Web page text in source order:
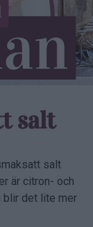
salt
salt
är citron- och
blir det lite mer